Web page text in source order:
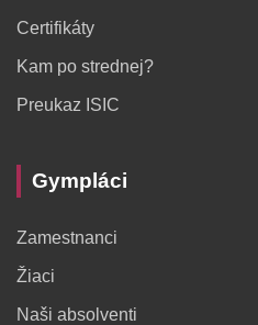
Certifikáty
Kam po strednej?
Preukaz ISIC
Gympláci
Zamestnanci
Žiaci
Naši absolventi